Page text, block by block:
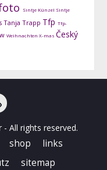
Sintje Künzel Sintje
Tanja Trapp Tfp Tfp-
Weihnachten X-mas Český
All rights reserved.
shop
links
sitemap